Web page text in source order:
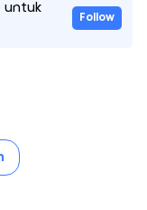
untuk
Follow